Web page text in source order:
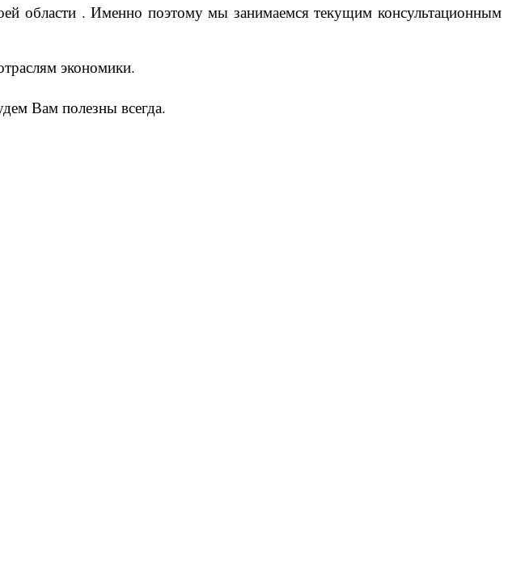
области . Именно поэтому мы занимаемся текущим консультационным
экономики.
Вам полезны всегда.